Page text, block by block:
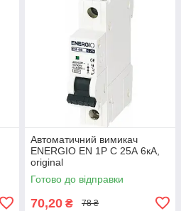
Автоматичний вимикач
ENERGIO EN 1P C 25А 6кА,
original
Готово до відправки
70,20 ₴ 78 ₴